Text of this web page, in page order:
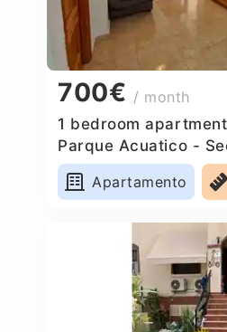
700€ / month
1 bedroom
Parque Acuatico -
Apartamento